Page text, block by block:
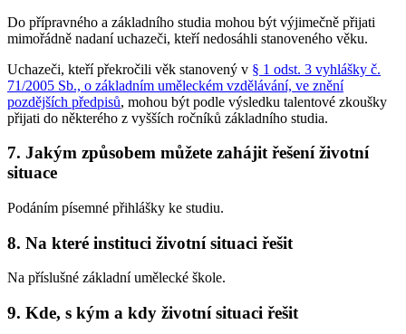
Do přípravného a základního studia mohou být výjimečně přijati
mimořádně nadaní uchazeči, kteří nedosáhli stanoveného věku.
Uchazeči, kteří překročili věk stanovený v § 1 odst. 3 vyhlášky č.
71/2005 Sb., o základním uměleckém vzdělávání, ve znění
pozdějších předpisů, mohou být podle výsledku talentové zkoušky
přijati do některého z vyšších ročníků základního studia.
7. Jakým způsobem můžete zahájit řešení životní
situace
Podáním písemné přihlášky ke studiu.
8. Na které instituci životní situaci řešit
Na příslušné základní umělecké škole.
9. Kde, s kým a kdy životní situaci řešit